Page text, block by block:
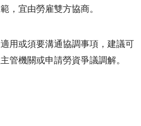
，宜由勞雇雙方協商。
用或須要溝通協調事項，建議可
管機關或申請勞資爭議調解。